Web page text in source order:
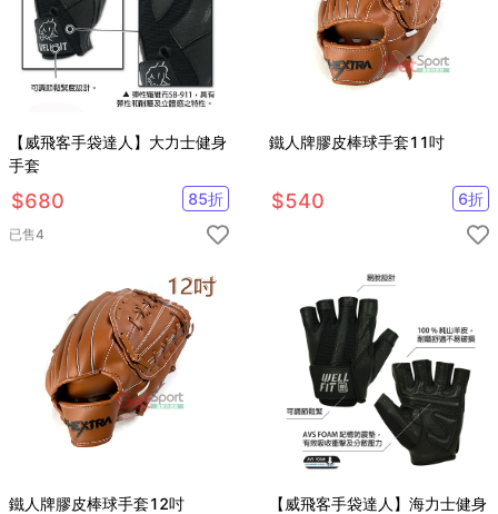
【威飛客手袋達人】大力士健身
手套
$680 85折
已售4
鐵人牌膠皮棒球手套11吋
$540 6折
鐵人牌膠皮棒球手套12吋
【威飛客手袋達人】海力士健身